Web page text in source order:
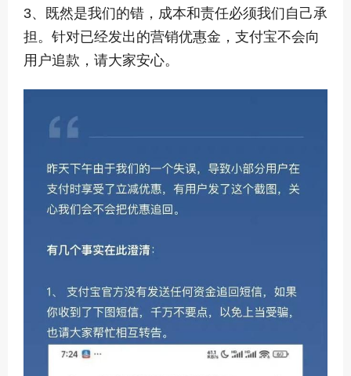
3、既然是我们的错，成本和责任必须我们自己承
担。针对已经发出的营销优惠金，支付宝不会向
用户追款，请大家安心。